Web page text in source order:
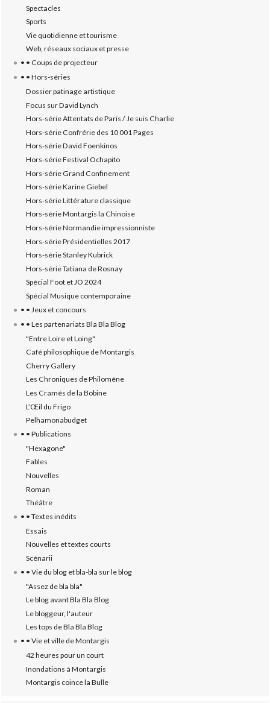
Spectacles
Sports
Vie quotidienne et tourisme
Web, réseaux sociaux et presse
• • Coups de projecteur
• • Hors-séries
Dossier patinage artistique
Focus sur David Lynch
Hors-série Attentats de Paris / Je suis Charlie
Hors-série Confrérie des 10 001 Pages
Hors-série David Foenkinos
Hors-série Festival Ochapito
Hors-série Grand Confinement
Hors-série Karine Giebel
Hors-série Littérature classique
Hors-série Montargis la Chinoise
Hors-série Normandie impressionniste
Hors-série Présidentielles 2017
Hors-série Stanley Kubrick
Hors-série Tatiana de Rosnay
Spécial Foot et JO 2024
Spécial Musique contemporaine
• • Jeux et concours
• • Les partenariats Bla Bla Blog
"Entre Loire et Loing"
Café philosophique de Montargis
Cherry Gallery
Les Chroniques de Philomène
Les Cramés de la Bobine
L’‎Œil du Frigo
Pelhamonabudget
• • Publications
"Hexagone"
Fables
Nouvelles
Roman
Théâtre
• • Textes inédits
Essais
Nouvelles et textes courts
Scénarii
• • Vie du blog et bla-bla sur le blog
"Assez de bla bla"
Le blog avant Bla Bla Blog
Le bloggeur, l'auteur
Les tops de Bla Bla Blog
• • Vie et ville de Montargis
42 heures pour un court
Inondations à Montargis
Montargis coince la Bulle